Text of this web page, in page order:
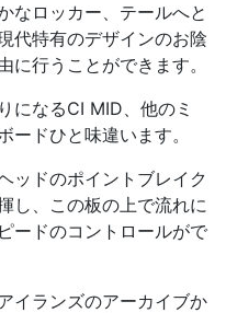
なロッカー、テールへと
代特有のデザインのお陰
に行うことができます。
になるCI MID、他のミ
ードひと味違います。
ッドのポイントブレイク
し、この板の上で流れに
ードのコントロールがで
イランズのアーカイブか